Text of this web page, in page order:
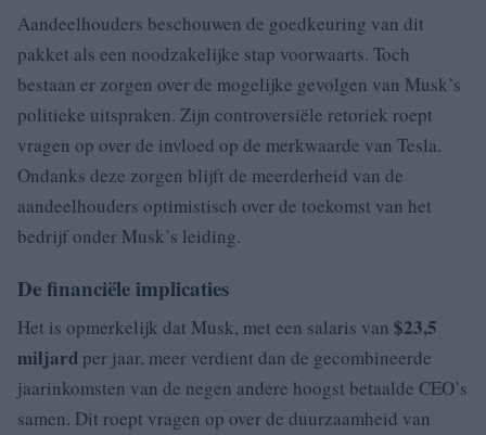
Aandeelhouders beschouwen de goedkeuring van dit
pakket als een noodzakelijke stap voorwaarts. Toch
bestaan er zorgen over de mogelijke gevolgen van Musk’s
politieke uitspraken. Zijn controversiële retoriek roept
vragen op over de invloed op de merkwaarde van Tesla.
Ondanks deze zorgen blijft de meerderheid van de
aandeelhouders optimistisch over de toekomst van het
bedrijf onder Musk’s leiding.
De financiële implicaties
Het is opmerkelijk dat Musk, met een salaris van $23,5
miljard per jaar, meer verdient dan de gecombineerde
jaarinkomsten van de negen andere hoogst betaalde CEO’s
samen. Dit roept vragen op over de duurzaamheid van